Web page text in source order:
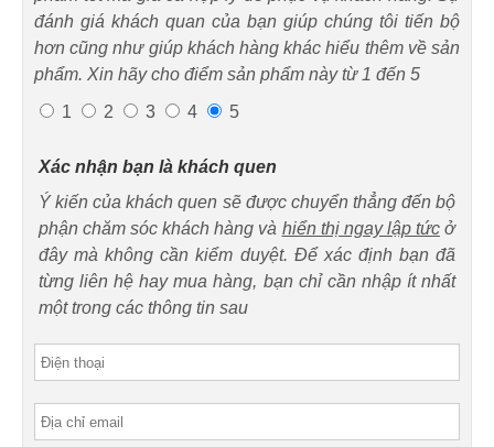
đánh giá khách quan của bạn giúp chúng tôi tiến bộ
hơn cũng như giúp khách hàng khác hiểu thêm về sản
phẩm. Xin hãy cho điểm sản phẩm này từ 1 đến 5
1
2 3 4 5
Xác nhận bạn là khách quen
Ý kiến của khách quen sẽ được chuyển thẳng đến bộ
phận chăm sóc khách hàng và hiển thị ngay lập tứcở
đây mà không cần kiểm duyệt. Để xác định bạn đã
từng liên hệ hay mua hàng, bạn chỉ cần nhập ít nhất
một trong các thông tin sau